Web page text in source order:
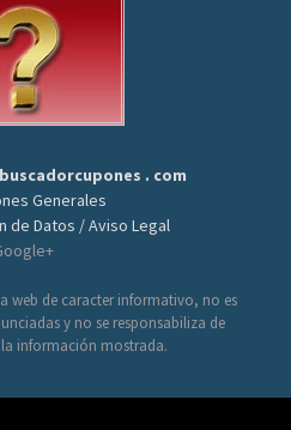
. com
Generales
de Datos / Aviso Legal
web de caracter informativo, no es
y no se responsabiliza de
la información mostrada.